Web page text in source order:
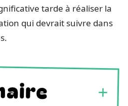
tarde à réaliser la
qui devrait suivre dans